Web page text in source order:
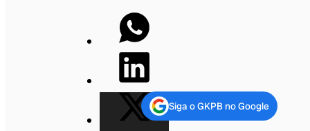
Siga o GKPB no Google